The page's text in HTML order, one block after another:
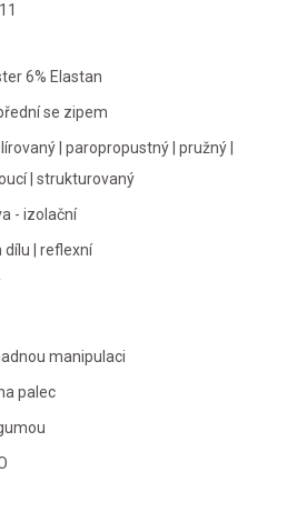
6% Elastan
se zipem
| paropropustný | pružný |
| strukturovaný
- izolační
dílu | reflexní
manipulaci
palec